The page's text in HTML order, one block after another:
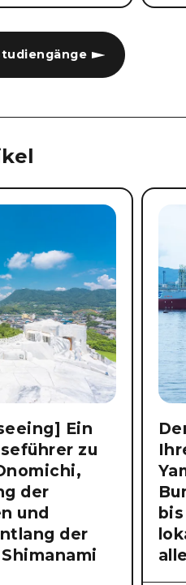
Ein
zu
der
und
der